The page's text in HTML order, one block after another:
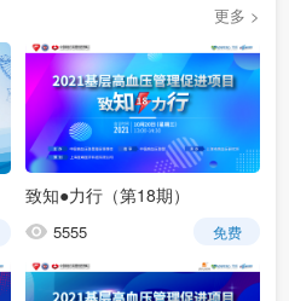
更多 >
致知●力行（第18期）
5555 免费